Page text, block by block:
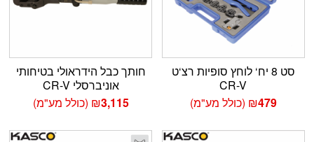
סט 8 יח‘ לוחץ סופיות רצ‘ט
CR-V
₪479 (כולל מע"מ)
חותך כבל הידראולי בטיחותי
אוניברסלי CR-V
₪3,115 (כולל מע"מ)